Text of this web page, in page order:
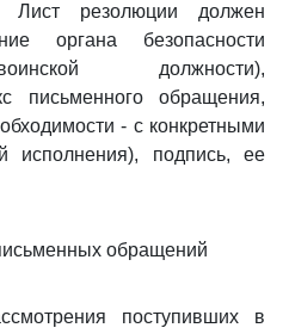
Лист резолюции должен
органа безопасности
должности),
письменного обращения,
- с конкретными
исполнения), подпись, ее
обращений
поступивших в